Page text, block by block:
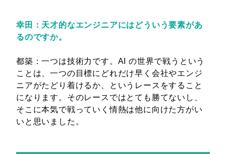
幸田：天才的なエンジニアにはどういう要素があ
るのですか。
都築：一つは技術力です。AI の世界で戦うという
ことは、一つの目標にどれだけ早く会社やエンジ
ニアがたどり着けるか、というレースをすること
になります。そのレースではとても勝てないし、
そこに本気で戦っていく情熱は他に向けた方がい
いと思いました。